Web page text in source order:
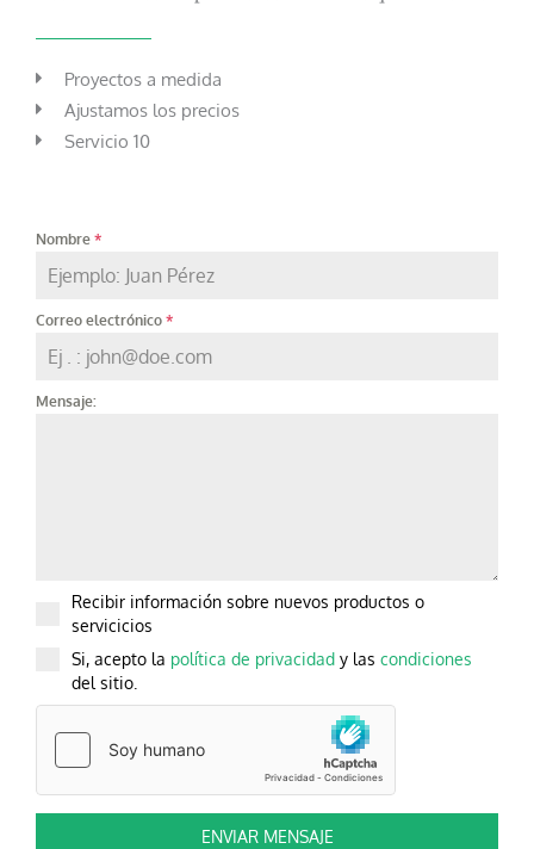
Proyectos a medida
Ajustamos los precios
Servicio 10
Nombre *
Correo electrónico *
Mensaje:
Recibir información sobre nuevos productos o
servicicios
Si, acepto la política de privacidad y las condiciones
del sitio.
ENVIAR MENSAJE